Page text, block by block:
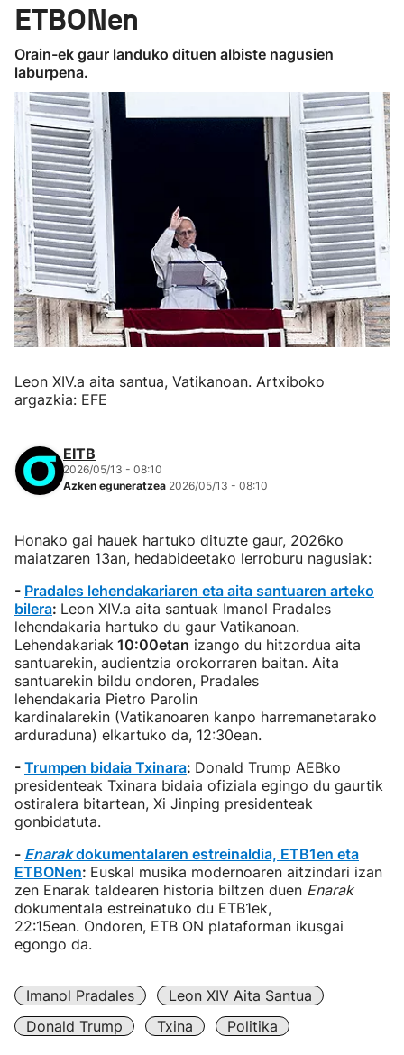
ETBONen
Orain-ek gaur landuko dituen albiste nagusien
laburpena.
Leon XIV.a aita santua, Vatikanoan. Artxiboko
argazkia: EFE
EITB
2026/05/13 - 08:10
Azken eguneratzea 2026/05/13 - 08:10
Honako gai hauek hartuko dituzte gaur, 2026ko
maiatzaren 13an, hedabideetako lerroburu nagusiak:
- Pradales lehendakariaren eta aita santuaren arteko
bilera: Leon XIV.a aita santuak Imanol Pradales
lehendakaria hartuko du gaur Vatikanoan.
Lehendakariak 10:00etan izango du hitzordua aita
santuarekin, audientzia orokorraren baitan. Aita
santuarekin bildu ondoren, Pradales
lehendakaria Pietro Parolin
kardinalarekin (Vatikanoaren kanpo harremanetarako
arduraduna) elkartuko da, 12:30ean.
- Trumpen bidaia Txinara: Donald Trump AEBko
presidenteak Txinara bidaia ofiziala egingo du gaurtik
ostiralera bitartean, Xi Jinping presidenteak
gonbidatuta.
- Enarakdokumentalaren estreinaldia, ETB1en eta
ETBONen: Euskal musika modernoaren aitzindari izan
zen Enarak taldearen historia biltzen duen Enarak
dokumentala estreinatuko du ETB1ek,
22:15ean. Ondoren, ETB ON plataforman ikusgai
egongo da.
Imanol Pradales
Leon XIV Aita Santua
Donald Trump
Txina Politika